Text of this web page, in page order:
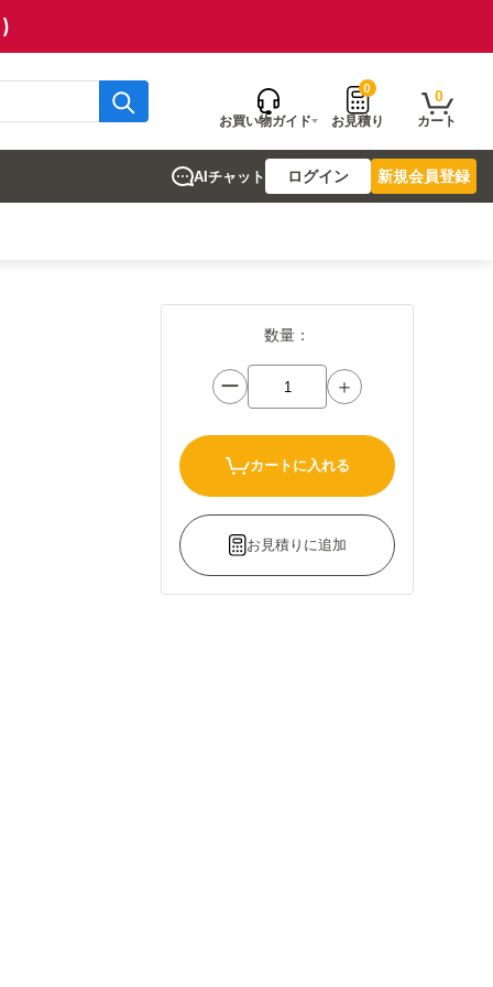
お買い物ガイド
0
お見積り
0
カート
AIチャット ログイン 新規会員登録
数量：
ー ＋
カートに入れる
お見積りに追加